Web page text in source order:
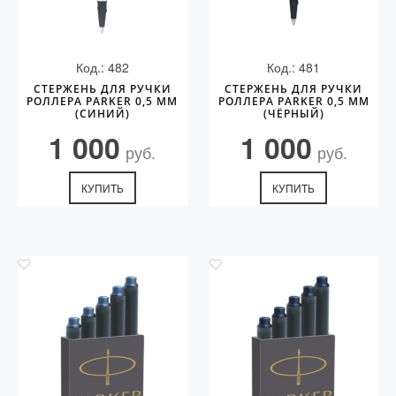
Код.: 482
СТЕРЖЕНЬ ДЛЯ РУЧКИ
РОЛЛЕРА PARKER 0,5 ММ
(СИНИЙ)
1 000 руб.
КУПИТЬ
Код.: 481
СТЕРЖЕНЬ ДЛЯ РУЧКИ
РОЛЛЕРА PARKER 0,5 ММ
(ЧЁРНЫЙ)
1 000 руб.
КУПИТЬ